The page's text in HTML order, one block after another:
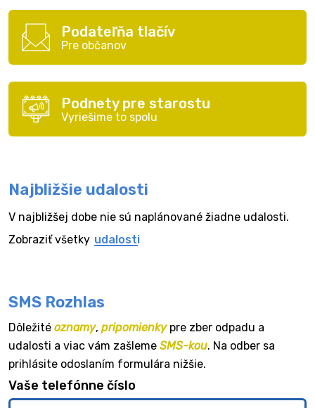
Podateľňa tlačív
Pre občanov
Podnety pre starostu
Vyriešime to spolu
Najbližšie udalosti
V najbližšej dobe nie sú naplánované žiadne udalosti.
Zobraziť všetky udalosti
SMS Rozhlas
Dôležité oznamy, pripomienkypre zber odpadu a
udalosti a viac vám zašleme SMS-kou. Na odber sa
prihlásite odoslaním formulára nižšie.
Vaše telefónne číslo